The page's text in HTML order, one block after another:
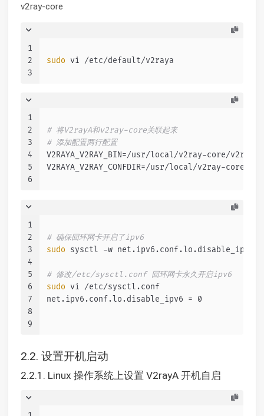
v2ray-core
1
2
3
sudo vi /etc/default/v2raya
1
2
3
4
5
6
# 将V2rayA和v2ray-core关联起来
# 添加配置两行配置
V2RAYA_V2RAY_BIN=/usr/local/v2ray-core/v2ray
V2RAYA_V2RAY_CONFDIR=/usr/local/v2ray-core
1
2
3
4
5
6
7
8
9
# 确保回环网卡开启了ipv6
sudo sysctl -w net.ipv6.conf.lo.disable_ipv6=0
# 修改/etc/sysctl.conf 回环网卡永久开启ipv6
sudo vi /etc/sysctl.conf
net.ipv6.conf.lo.disable_ipv6 = 0
2.2. 设置开机启动
2.2.1. Linux 操作系统上设置 V2rayA 开机自启